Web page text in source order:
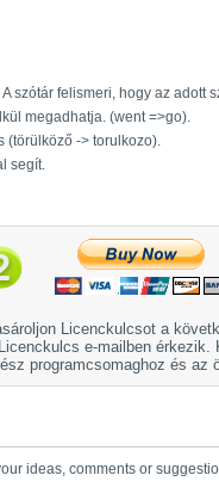
szótár felismeri, hogy az adott
megadhatja. (went =>go).
(törülköző -> torulkozo).
segít.
Licenckulcsot a
e-mailben érkezik.
programcsomaghoz és az
ideas, comments or